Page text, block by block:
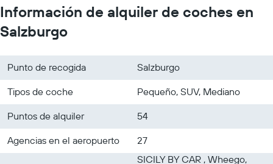
Información de alquiler de coches en
Salzburgo
Punto de recogida
Salzburgo
Tipos de coche
Pequeño, SUV, Mediano
Puntos de alquiler
54
Agencias en el aeropuerto
27
SICILY BY CAR , Wheego,